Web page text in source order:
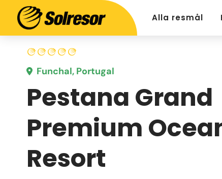
Alla resmål
Funchal, Portugal
Pestana Grand
Premium
Resort